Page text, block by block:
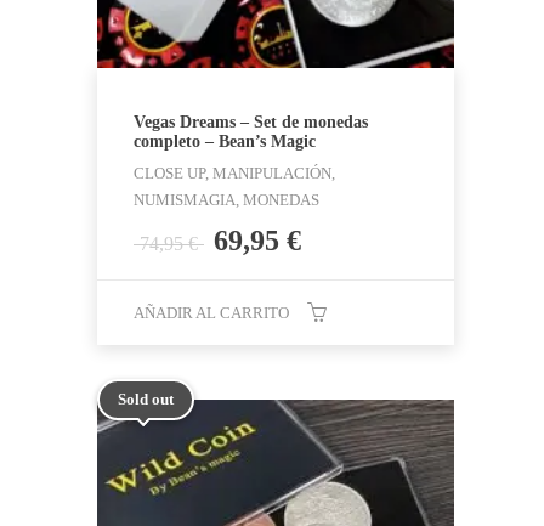
Vegas Dreams – Set de monedas
completo – Bean’s Magic
CLOSE UP, MANIPULACIÓN,
NUMISMAGIA, MONEDAS
74,95€
El
original
era:
69,95 €El
actual
es:
AÑADIR AL CARRITO
Sold out